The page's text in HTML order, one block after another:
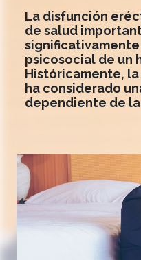
La disfunción
de salud
psicosocial de un
Históricamente,
ha considerado
dependiente de